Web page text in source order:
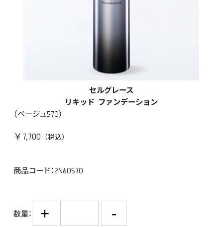
セルグレース
リキッド ファンデーション
（ベージュ570）
￥7,700
商品コード：2N60570
数量： + -